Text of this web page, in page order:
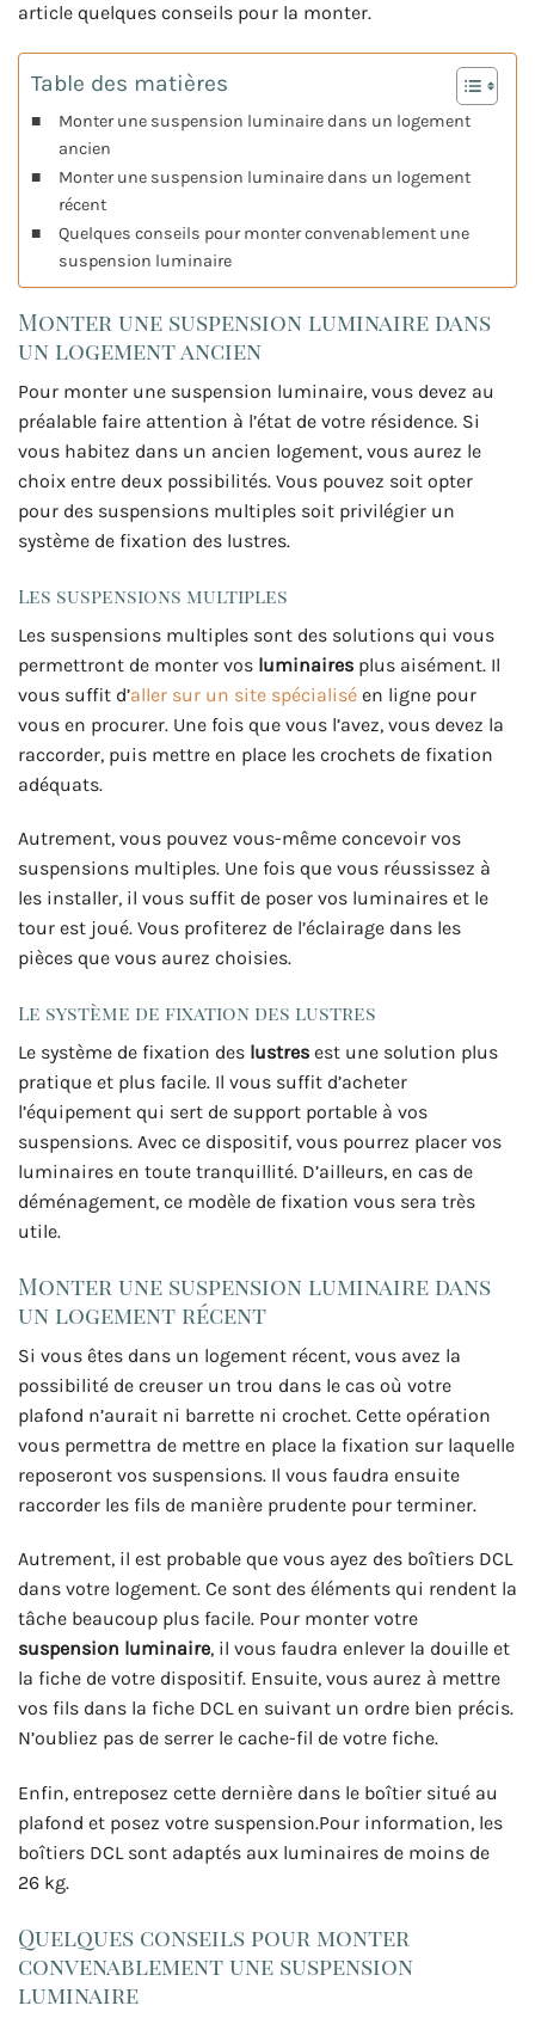
article quelques conseils pour la monter.
Table des matières
Monter une suspension luminaire dans un logement
ancien
Monter une suspension luminaire dans un logement
récent
Quelques conseils pour monter convenablement une
suspension luminaire
Monter une suspension luminaire dans
un logement ancien
Pour monter une suspension luminaire, vous devez au
préalable faire attention à l’état de votre résidence. Si
vous habitez dans un ancien logement, vous aurez le
choix entre deux possibilités. Vous pouvez soit opter
pour des suspensions multiples soit privilégier un
système de fixation des lustres.
Les suspensions multiples
Les suspensions multiples sont des solutions qui vous
permettront de monter vos luminaires plus aisément. Il
vous suffit d’aller sur un site spécialisé en ligne pour
vous en procurer. Une fois que vous l’avez, vous devez la
raccorder, puis mettre en place les crochets de fixation
adéquats.
Autrement, vous pouvez vous-même concevoir vos
suspensions multiples. Une fois que vous réussissez à
les installer, il vous suffit de poser vos luminaires et le
tour est joué. Vous profiterez de l’éclairage dans les
pièces que vous aurez choisies.
Le système de fixation des lustres
Le système de fixation des lustres est une solution plus
pratique et plus facile. Il vous suffit d’acheter
l’équipement qui sert de support portable à vos
suspensions. Avec ce dispositif, vous pourrez placer vos
luminaires en toute tranquillité. D’ailleurs, en cas de
déménagement, ce modèle de fixation vous sera très
utile.
Monter une suspension luminaire dans
un logement récent
Si vous êtes dans un logement récent, vous avez la
possibilité de creuser un trou dans le cas où votre
plafond n’aurait ni barrette ni crochet. Cette opération
vous permettra de mettre en place la fixation sur laquelle
reposeront vos suspensions. Il vous faudra ensuite
raccorder les fils de manière prudente pour terminer.
Autrement, il est probable que vous ayez des boîtiers DCL
dans votre logement. Ce sont des éléments qui rendent la
tâche beaucoup plus facile. Pour monter votre
suspension luminaire, il vous faudra enlever la douille et
la fiche de votre dispositif. Ensuite, vous aurez à mettre
vos fils dans la fiche DCL en suivant un ordre bien précis.
N’oubliez pas de serrer le cache-fil de votre fiche.
Enfin, entreposez cette dernière dans le boîtier situé au
plafond et posez votre suspension.Pour information, les
boîtiers DCL sont adaptés aux luminaires de moins de
26 kg.
Quelques conseils pour monter
convenablement une suspension
luminaire